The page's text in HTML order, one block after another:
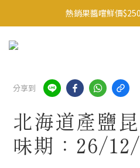
日式調味料任選1件
熱銷果醬嚐鮮價
日式調味料任選1件
分享到
北海道產鹽
味期：26/12/